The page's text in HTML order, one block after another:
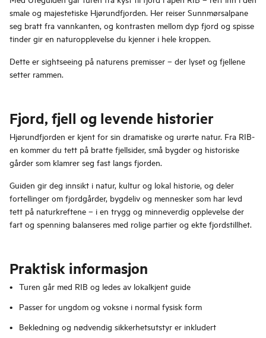
smale og majestetiske Hjørundfjorden. Her reiser Sunnmørsalpane
seg bratt fra vannkanten, og kontrasten mellom dyp fjord og spisse
tinder gir en naturopplevelse du kjenner i hele kroppen.
Dette er sightseeing på naturens premisser – der lyset og fjellene
setter rammen.
Fjord, fjell og levende historier
Hjørundfjorden er kjent for sin dramatiske og urørte natur. Fra RIB-
en kommer du tett på bratte fjellsider, små bygder og historiske
gårder som klamrer seg fast langs fjorden.
Guiden gir deg innsikt i natur, kultur og lokal historie, og deler
fortellinger om fjordgårder, bygdeliv og mennesker som har levd
tett på naturkreftene – i en trygg og minneverdig opplevelse der
fart og spenning balanseres med rolige partier og ekte fjordstillhet.
Praktisk informasjon
Turen går med RIB og ledes av lokalkjent guide
Passer for ungdom og voksne i normal fysisk form
Bekledning og nødvendig sikkerhetsutstyr er inkludert